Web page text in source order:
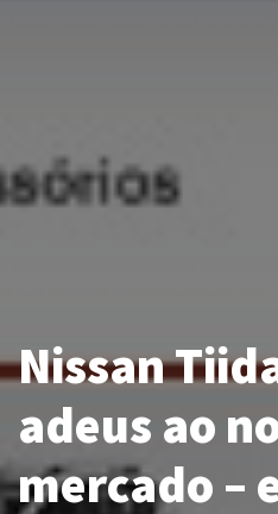
Nissan
adeus ao
mercado –